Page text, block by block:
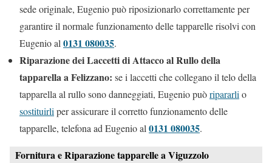
sede originale, Eugenio può riposizionarlo correttamente per
garantire il normale funzionamento delle tapparelle risolvi con
Eugenio al0131 080035.
Riparazione dei Laccetti di Attacco al Rullo della
tapparella a Felizzano: se i laccetti che collegano il telo della
tapparella al rullo sono danneggiati, Eugenio puòripararlio
sostituirliper assicurare il corretto funzionamento delle
tapparelle, telefona ad Eugenio al0131 080035.
Fornitura e Riparazione tapparelle a Viguzzolo